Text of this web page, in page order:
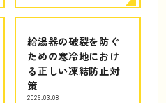
給湯器の破裂を防ぐ
ための寒冷地におけ
る正しい凍結防止対
策
2026.03.08